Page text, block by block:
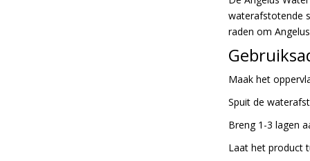
gallerij
waterafstotende
raden om
Maak het
Spuit de
Breng 1-3 lagen
Laat het product